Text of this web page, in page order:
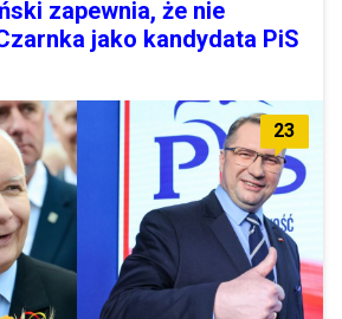
zapewnia, że nie
jako kandydata PiS
23